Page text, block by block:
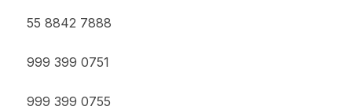
55 8842 7888
999 399 0751
999 399 0755